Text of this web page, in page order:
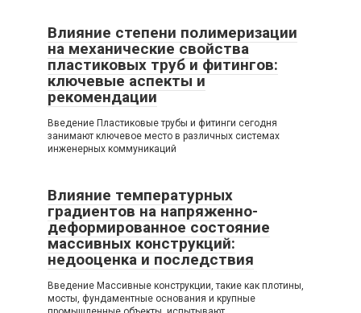
Влияние степени полимеризации
на механические свойства
пластиковых труб и фитингов:
ключевые аспекты и
рекомендации
Введение Пластиковые трубы и фитинги сегодня
занимают ключевое место в различных системах
инженерных коммуникаций
Влияние температурных
градиентов на напряженно-
деформированное состояние
массивных конструкций:
недооценка и последствия
Введение Массивные конструкции, такие как плотины,
мосты, фундаментные основания и крупные